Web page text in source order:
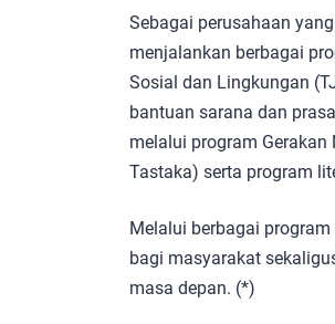
Sebagai perusahaan
menjalankan berbagai
Sosial dan Lingkungan
bantuan sarana dan
melalui program Gerakan
Tastaka) serta program
Melalui berbagai program
bagi masyarakat
masa depan. (*)